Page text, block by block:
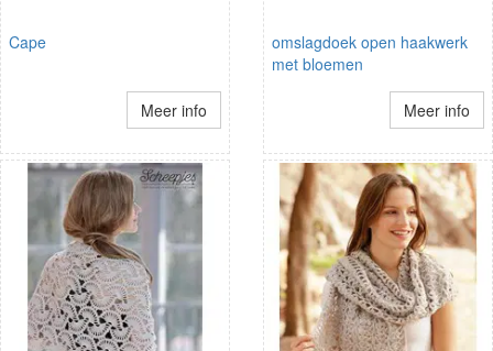
Cape
Meer info
omslagdoek open haakwerk
met bloemen
Meer info